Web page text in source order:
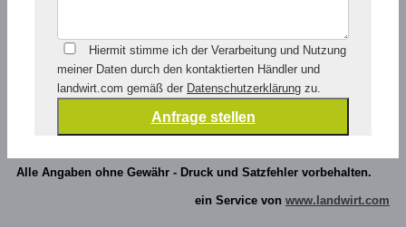
Hiermit stimme ich der Verarbeitung und Nutzung
meiner Daten durch den kontaktierten Händler und
landwirt.com gemäß der Datenschutzerklärung zu.
Alle Angaben ohne Gewähr - Druck und Satzfehler vorbehalten.
ein Service von www.landwirt.com